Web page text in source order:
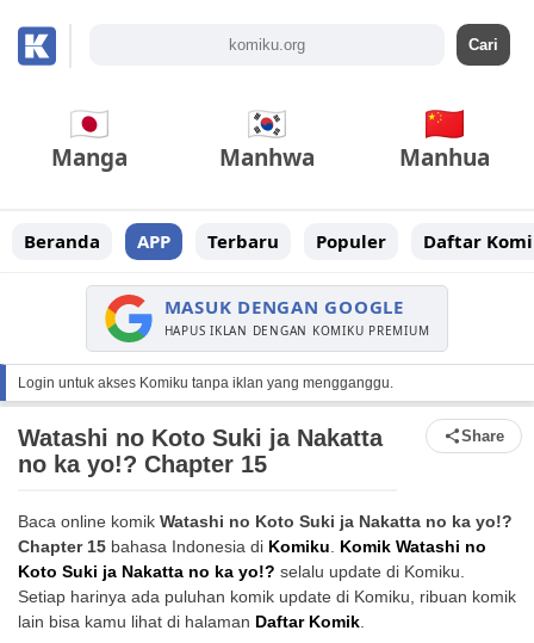
Manga Manhwa Manhua
Beranda APP Terbaru Populer Daftar
MASUK DENGAN GOOGLE
HAPUS IKLAN DENGAN KOMIKU PREMIUM
Login untuk akses Komiku tanpa iklan yang mengganggu.
Watashi no Koto Suki ja Nakatta
no ka yo!? Chapter 15
Share
Baca online komik Watashi no Koto Suki ja Nakatta no ka yo!?
Chapter 15 bahasa Indonesia di Komiku. Komik Watashi no
Koto Suki ja Nakatta no ka yo!? selalu update di Komiku.
Setiap harinya ada puluhan komik update di Komiku, ribuan komik
lain bisa kamu lihat di halaman Daftar Komik.